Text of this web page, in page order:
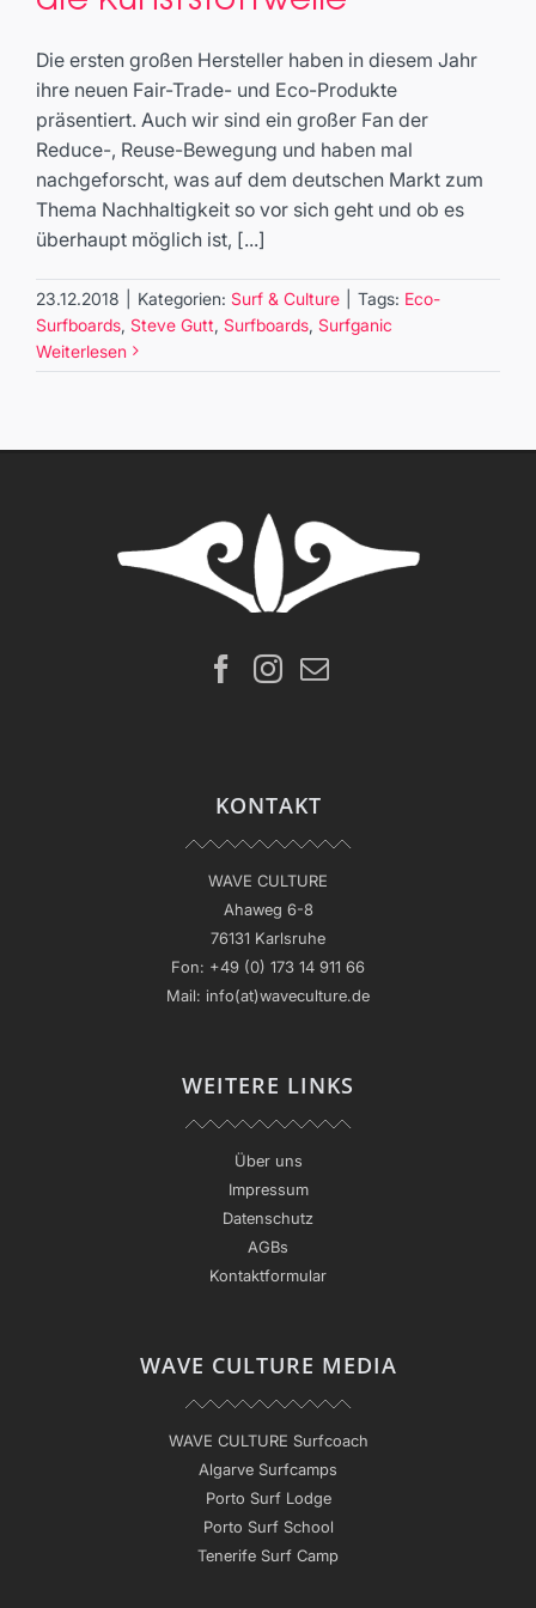
Surf & Culture
Die ersten großen Hersteller haben in diesem Jahr
ihre neuen Fair-Trade- und Eco-Produkte
präsentiert. Auch wir sind ein großer Fan der
Reduce-, Reuse-Bewegung und haben mal
nachgeforscht, was auf dem deutschen Markt zum
Thema Nachhaltigkeit so vor sich geht und ob es
überhaupt möglich ist, [...]
23.12.2018 Kategorien: Surf & Culture Tags: Eco-
Surfboards, Steve Gutt, Surfboards, Surfganic
Weiterlesen
KONTAKT
WAVE CULTURE
Ahaweg 6-8
76131 Karlsruhe
Fon: +49 (0) 173 14 911 66
Mail: info(at)waveculture.de
WEITERE LINKS
Über uns
Impressum
Datenschutz
AGBs
Kontaktformular
WAVE CULTURE MEDIA
WAVE CULTURE Surfcoach
Algarve Surfcamps
Porto Surf Lodge
Porto Surf School
Tenerife Surf Camp